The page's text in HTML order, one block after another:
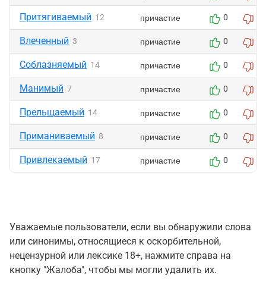
Притягиваемый 12 причастие 0
Влеченный 3 причастие 0
Соблазняемый 14 причастие 0
Манимый 7 причастие 0
Прельщаемый 14 причастие 0
Приманиваемый 8 причастие 0
Привлекаемый 17 причастие 0
Уважаемые пользователи, если вы обнаружили слова
или синонимы, относящиеся к оскорбительной,
нецензурной или лексике 18+, нажмите справа на
кнопку "Жалоба", чтобы мы могли удалить их.